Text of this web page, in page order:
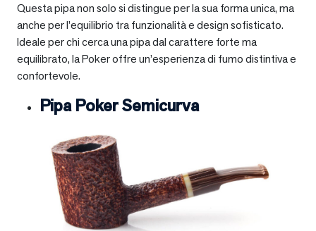
Questa pipa non solo si distingue per la sua forma unica, ma
anche per l’equilibrio tra funzionalità e design sofisticato.
Ideale per chi cerca una pipa dal carattere forte ma
equilibrato, la Poker offre un’esperienza di fumo distintiva e
confortevole.
Pipa Poker Semicurva